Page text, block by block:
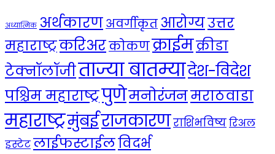
अध्यात्मिक अर्थकारणअवर्गीकृत आरोग्यउत्तर
महाराष्ट्रकरिअरकोकणक्राईमक्रीडा
टेक्नॉलॉजीताज्या बातम्यादेश-विदेश
पश्चिम महाराष्ट्रपुणेमनोरंजनमराठवाडा
महाराष्ट्रमुंबईराजकारणराशिभविष्यरिअल
इस्टेटलाईफस्टाईलविदर्भ